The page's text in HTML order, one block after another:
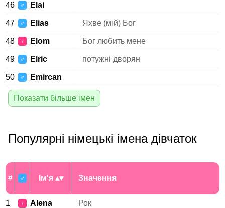
46 ♂ Elai
47 ♂ Elias Яхве (мій) Бог
48 ♀ Elom Бог любить мене
49 ♂ Elric потужні дворян
50 ♂ Emircan
Показати більше імен
Популярні німецькі імена дівчаток
# ♂ Ім'я Значення
1 ♀ Alena Рок